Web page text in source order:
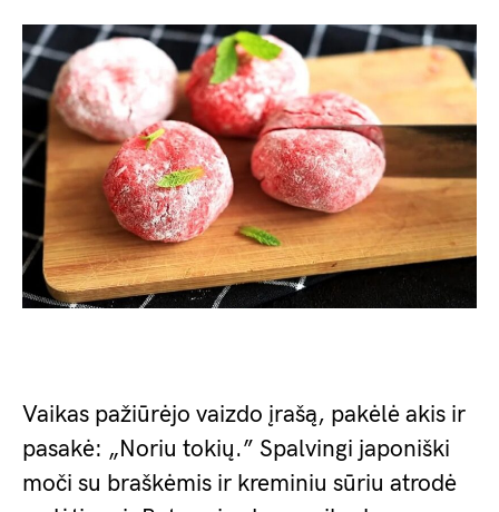
Vaikas pažiūrėjo vaizdo įrašą, pakėlė akis ir
pasakė: „Noriu tokių.” Spalvingi japoniški
moči su braškėmis ir kreminiu sūriu atrodė